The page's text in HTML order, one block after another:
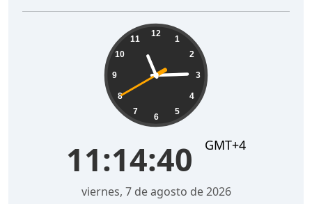
12
1
2
3
4
5
6
7
8
9
10
11
11:14:41 GMT+4
viernes, 7 de agosto de 2026